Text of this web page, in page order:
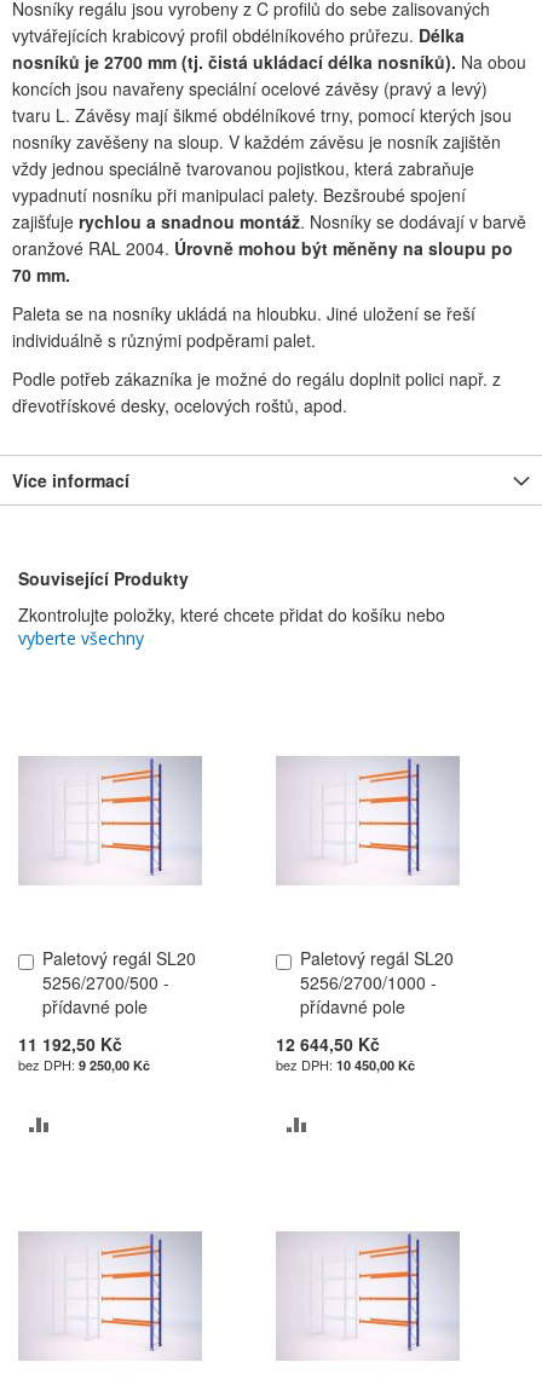
Nosníky regálu jsou vyrobeny z C profilů do sebe zalisovaných
vytvářejících krabicový profil obdélníkového průřezu. Délka
nosníků je 2700 mm (tj. čistá ukládací délka nosníků). Na obou
koncích jsou navařeny speciální ocelové závěsy (pravý a levý)
tvaru L. Závěsy mají šikmé obdélníkové trny, pomocí kterých jsou
nosníky zavěšeny na sloup. V každém závěsu je nosník zajištěn
vždy jednou speciálně tvarovanou pojistkou, která zabraňuje
vypadnutí nosníku při manipulaci palety. Bezšroubé spojení
zajišťuje rychlou a snadnou montáž. Nosníky se dodávají v barvě
oranžové RAL 2004. Úrovně mohou být měněny na sloupu po
70 mm.
Paleta se na nosníky ukládá na hloubku. Jiné uložení se řeší
individuálně s různými podpěrami palet.
Podle potřeb zákazníka je možné do regálu doplnit polici např. z
dřevotřískové desky, ocelových roštů, apod.
Více informací
Související Produkty
Zkontrolujte položky, které chcete přidat do košíku nebo
vyberte všechny
Paletový regál SL20
5256/2700/500 -
přídavné pole
11 192,50 Kč
9 250,00 Kč
Přidat
do
košíku
Paletový regál SL20
5256/2700/1000 -
přídavné pole
12 644,50 Kč
10 450,00 Kč
Přidat
do
košíku